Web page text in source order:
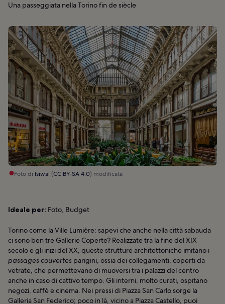
Una passeggiata nella Torino fin de siècle
Foto di Isiwal (CC BY-SA 4.0) modificata
Ideale per: Foto, Budget
Torino come la Ville Lumière: sapevi che anche nella città sabauda
ci sono ben tre Gallerie Coperte? Realizzate tra la fine del XIX
secolo e gli inizi del XX, queste strutture architettoniche imitano i
passages couvertes parigini, ossia dei collegamenti, coperti da
vetrate, che permettevano di muoversi tra i palazzi del centro
anche in caso di cattivo tempo. Gli interni, molto curati, ospitano
negozi, caffè e cinema. Nei pressi di Piazza San Carlo sorge la
Galleria San Federico; poco in là, vicino a Piazza Castello, puoi